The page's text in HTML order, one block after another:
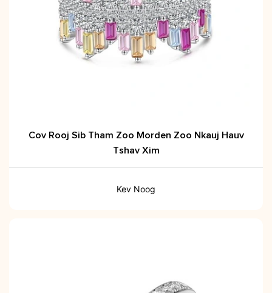
Cov Rooj Sib Tham Zoo Morden Zoo Nkauj Hauv
Tshav Xim
Kev Noog